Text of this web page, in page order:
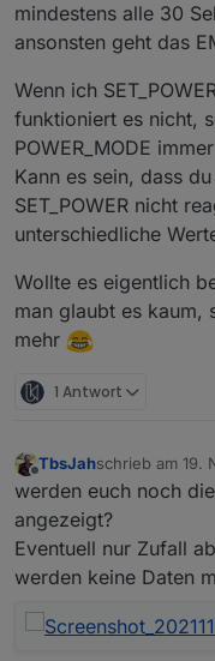
mindestens alle 30
ansonsten geht das
Wenn ich
funktioniert es nicht,
POWER_MODE
Kann es sein, dass
SET_POWER nicht
unterschiedliche
Wollte es eigentlich
man glaubt es kaum,
mehr
1 Antwort
Offline
TbsJahschrieb am 19.
zuletzt editiert
werden euch noch
angezeigt?
Eventuell nur Zufall
werden keine Daten